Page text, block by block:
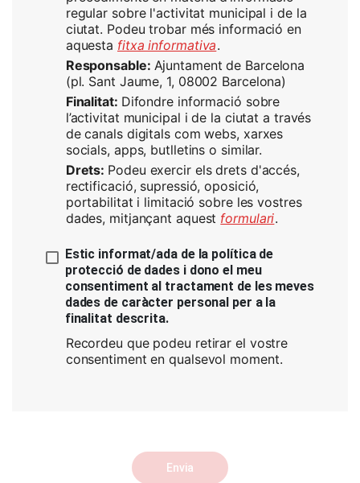
regular sobre l'activitat municipal i de la
ciutat. Podeu trobar més informació en
aquesta fitxa informativa.
Responsable: Ajuntament de Barcelona
(pl. Sant Jaume, 1, 08002 Barcelona)
Finalitat: Difondre informació sobre
l’activitat municipal i de la ciutat a través
de canals digitals com webs, xarxes
socials, apps, butlletins o similar.
Drets: Podeu exercir els drets d'accés,
rectificació, supressió, oposició,
portabilitat i limitació sobre les vostres
dades, mitjançant aquest formulari.
Estic informat/ada de la política de
protecció de dades i dono el meu
consentiment al tractament de les meves
dades de caràcter personal per a la
finalitat descrita.
Recordeu que podeu retirar el vostre
consentiment en qualsevol moment.
Envia